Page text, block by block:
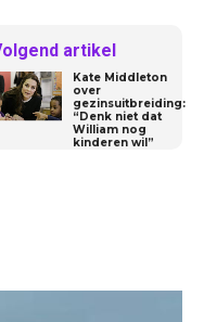
artikel
Kate Middleton
over
gezinsuitbreiding:
“Denk niet dat
William nog
kinderen wil”